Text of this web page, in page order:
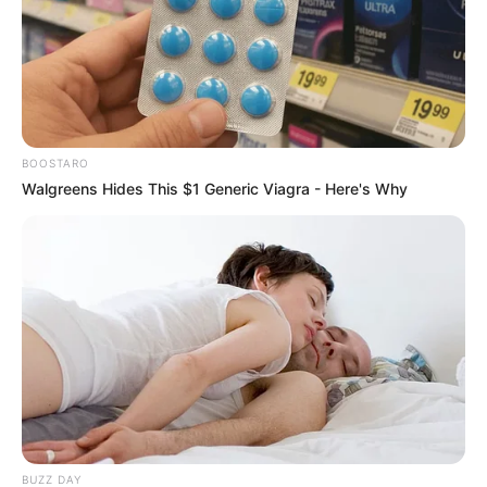
Reich anVitamin A, Vitamin C und
Kalium
Unterstützt eine gesunde Verdauung
durch Ballaststoffe
Macht satt, ohne schwer im Magen zu
Für alle, die auf ihre Ernährung achten, ist
Spaghettikürbis somit ein ideales Lebensmittel.
Häufige Fragen (FAQ)
BOOSTARO
Walgreens Hides This $1 Generic Viagra - Here's Why
BUZZ DAY